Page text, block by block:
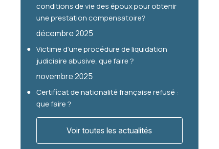
conditions de vie des époux pour obtenir
une prestation compensatoire?
décembre 2025
Victime d'une procédure de liquidation
judiciaire abusive, que faire ?
novembre 2025
Certificat de nationalité française refusé :
que faire ?
Voir toutes les actualités